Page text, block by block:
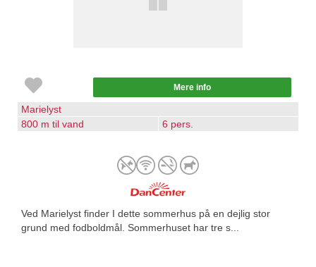
Mere info
Marielyst
800 m til vand
6 pers.
Ved Marielyst finder I dette sommerhus på en dejlig stor
grund med fodboldmål. Sommerhuset har tre s...